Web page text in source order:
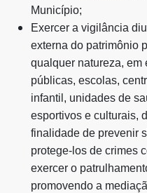
Município;
Exercer a vigilância
externa do patrimônio
qualquer natureza, em
públicas, escolas,
infantil, unidades de
esportivos e culturais,
finalidade de prevenir
protege-los de crimes
exercer o
promovendo a